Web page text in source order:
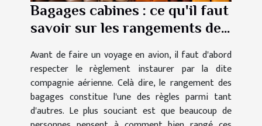
Bagages cabines : ce qu'il faut
savoir sur les rangements des
Avant de faire un voyage en avion, il faut d'abord
respecter le règlement instaurer par la dite
compagnie aérienne. Celà dire, le rangement des
bagages constitue l'une des règles parmi tant
d'autres. Le plus souciant est que beaucoup de